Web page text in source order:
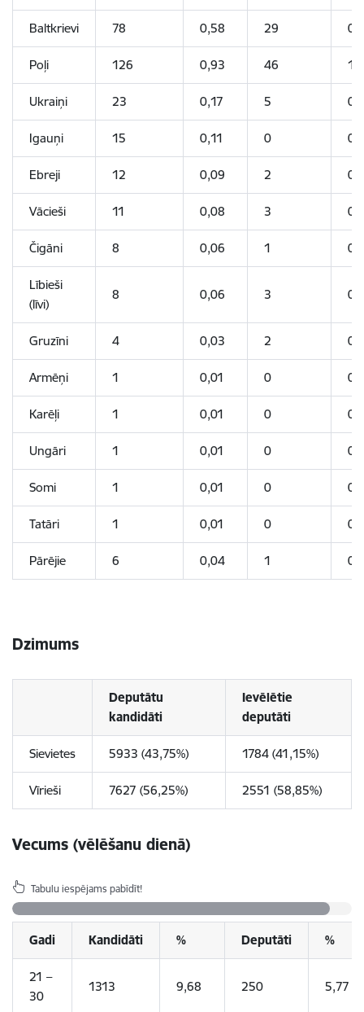
Baltkrievi 78 0,58 29
Poļi 126 0,93 46
Ukraiņi 23 0,17 5
Igauņi 15 0,11 0 0
Ebreji 12 0,09 2
Vācieši 11 0,08 3
Čigāni 8 0,06 1
Lībieši
(līvi)
8 0,06 3
Gruzīni 4 0,03 2
Armēņi 1 0,01 0 0
Karēļi 1 0,01 0 0
Ungāri 1 0,01 0 0
Somi 1 0,01 0 0
Tatāri 1 0,01 0 0
Pārējie 6 0,04 1
Dzimums
Deputātu
kandidāti
Ievēlētie
deputāti
Sievietes 5933 (43,75%) 1784 (41,15%)
Vīrieši 7627 (56,25%) 2551 (58,85%)
Vecums (vēlēšanu dienā)
Tabulu iespējams pabīdīt!
Gadi Kandidāti % Deputāti %
21 –
30
1313 9,68 250 5,77